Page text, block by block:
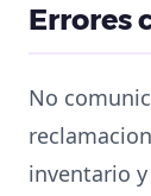
Errores
No
inventario